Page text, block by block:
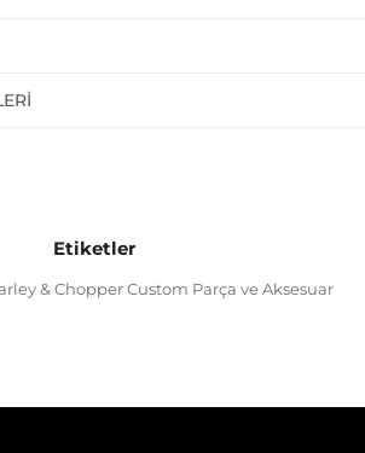
Etiketler
& Chopper Custom Parça ve Aksesuar,